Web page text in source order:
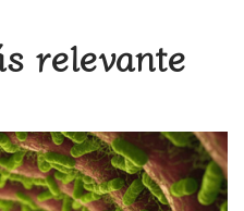
relevante